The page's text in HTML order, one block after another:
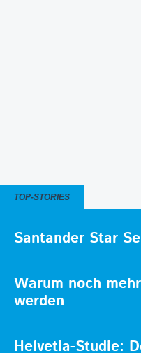
TOP-STORIES
Santander Star
Warum noch
werden
Helvetia-Studie: